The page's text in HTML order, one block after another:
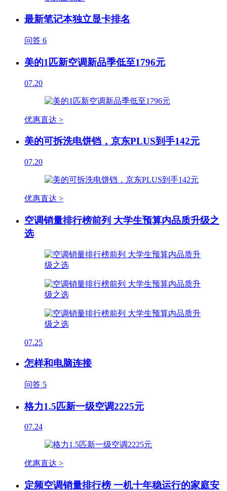
最新笔记本独立显卡排名
问答 6
美的1匹新空调新品季低至1796元
07.20
优惠直达 >
美的可拆洗电饼铛，京东PLUS到手142元
07.20
优惠直达 >
空调销量排行榜前列 大学生预算内品质升级之
选
07.25
怎样和电脑连接
问答 5
格力1.5匹新一级空调2225元
07.24
优惠直达 >
定频空调销量排行榜 一机十年稳运行的家庭安